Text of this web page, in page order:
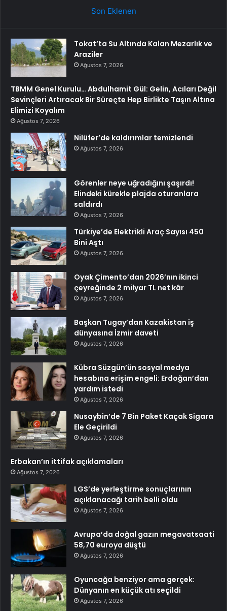
Son Eklenen
Tokat’ta Su Altında Kalan Mezarlık ve
Araziler
Ağustos 7, 2026
TBMM Genel Kurulu… Abdulhamit Gül: Gelin, Acıları Değil
Sevinçleri Artıracak Bir Süreçte Hep Birlikte Taşın Altına
Elimizi Koyalım
Ağustos 7, 2026
Nilüfer’de kaldırımlar temizlendi
Ağustos 7, 2026
Görenler neye uğradığını şaşırdı!
Elindeki kürekle plajda oturanlara
saldırdı
Ağustos 7, 2026
Türkiye’de Elektrikli Araç Sayısı 450
Bini Aştı
Ağustos 7, 2026
Oyak Çimento’dan 2026’nın ikinci
çeyreğinde 2 milyar TL net kâr
Ağustos 7, 2026
Başkan Tugay’dan Kazakistan iş
dünyasına İzmir daveti
Ağustos 7, 2026
Kübra Süzgün’ün sosyal medya
hesabına erişim engeli: Erdoğan’dan
yardım istedi
Ağustos 7, 2026
Nusaybin’de 7 Bin Paket Kaçak Sigara
Ele Geçirildi
Ağustos 7, 2026
Erbakan’ın ittifak açıklamaları
Ağustos 7, 2026
LGS’de yerleştirme sonuçlarının
açıklanacağı tarih belli oldu
Ağustos 7, 2026
Avrupa’da doğal gazın megavatsaati
58,70 euroya düştü
Ağustos 7, 2026
Oyuncağa benziyor ama gerçek:
Dünyanın en küçük atı seçildi
Ağustos 7, 2026